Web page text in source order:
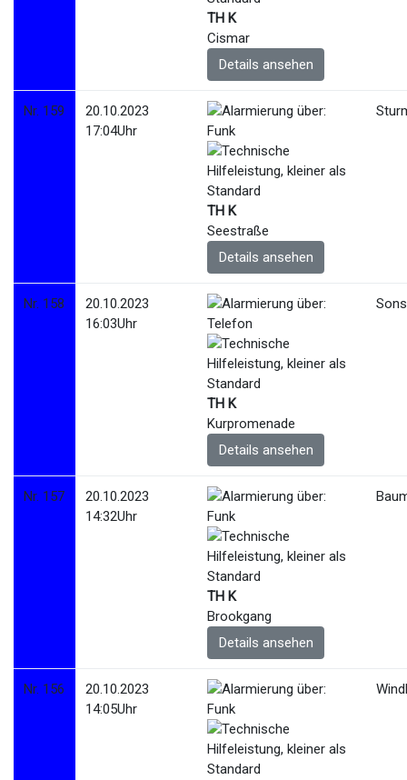
TH K
Cismar
Details ansehen
Nr. 159
20.10.2023
17:04Uhr
TH K
Seestraße
Details ansehen
Nr. 158
20.10.2023
16:03Uhr
TH K
Kurpromenade
Details ansehen
Nr. 157
20.10.2023
14:32Uhr
TH K
Brookgang
Details ansehen
Nr. 156
20.10.2023
14:05Uhr